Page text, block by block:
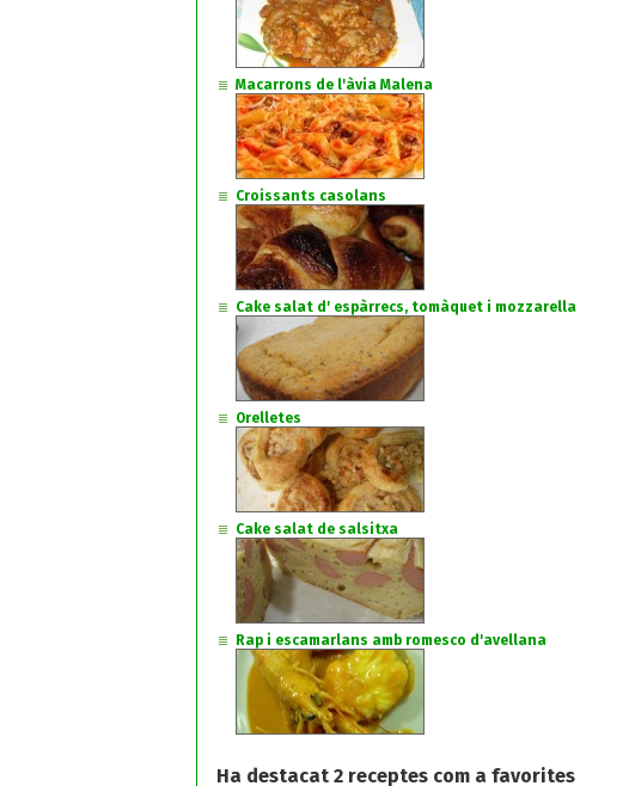
Macarrons de l'àvia Malena
Croissants casolans
Cake salat d' espàrrecs, tomàquet i mozzarella
Orelletes
Cake salat de salsitxa
Rap i escamarlans amb romesco d'avellana
Ha destacat 2 receptes com a favorites